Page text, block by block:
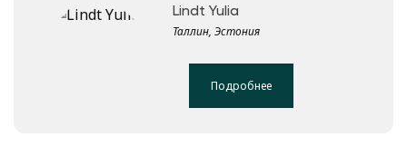
Lindt Yulia
Таллин, Эстония
Подробнее